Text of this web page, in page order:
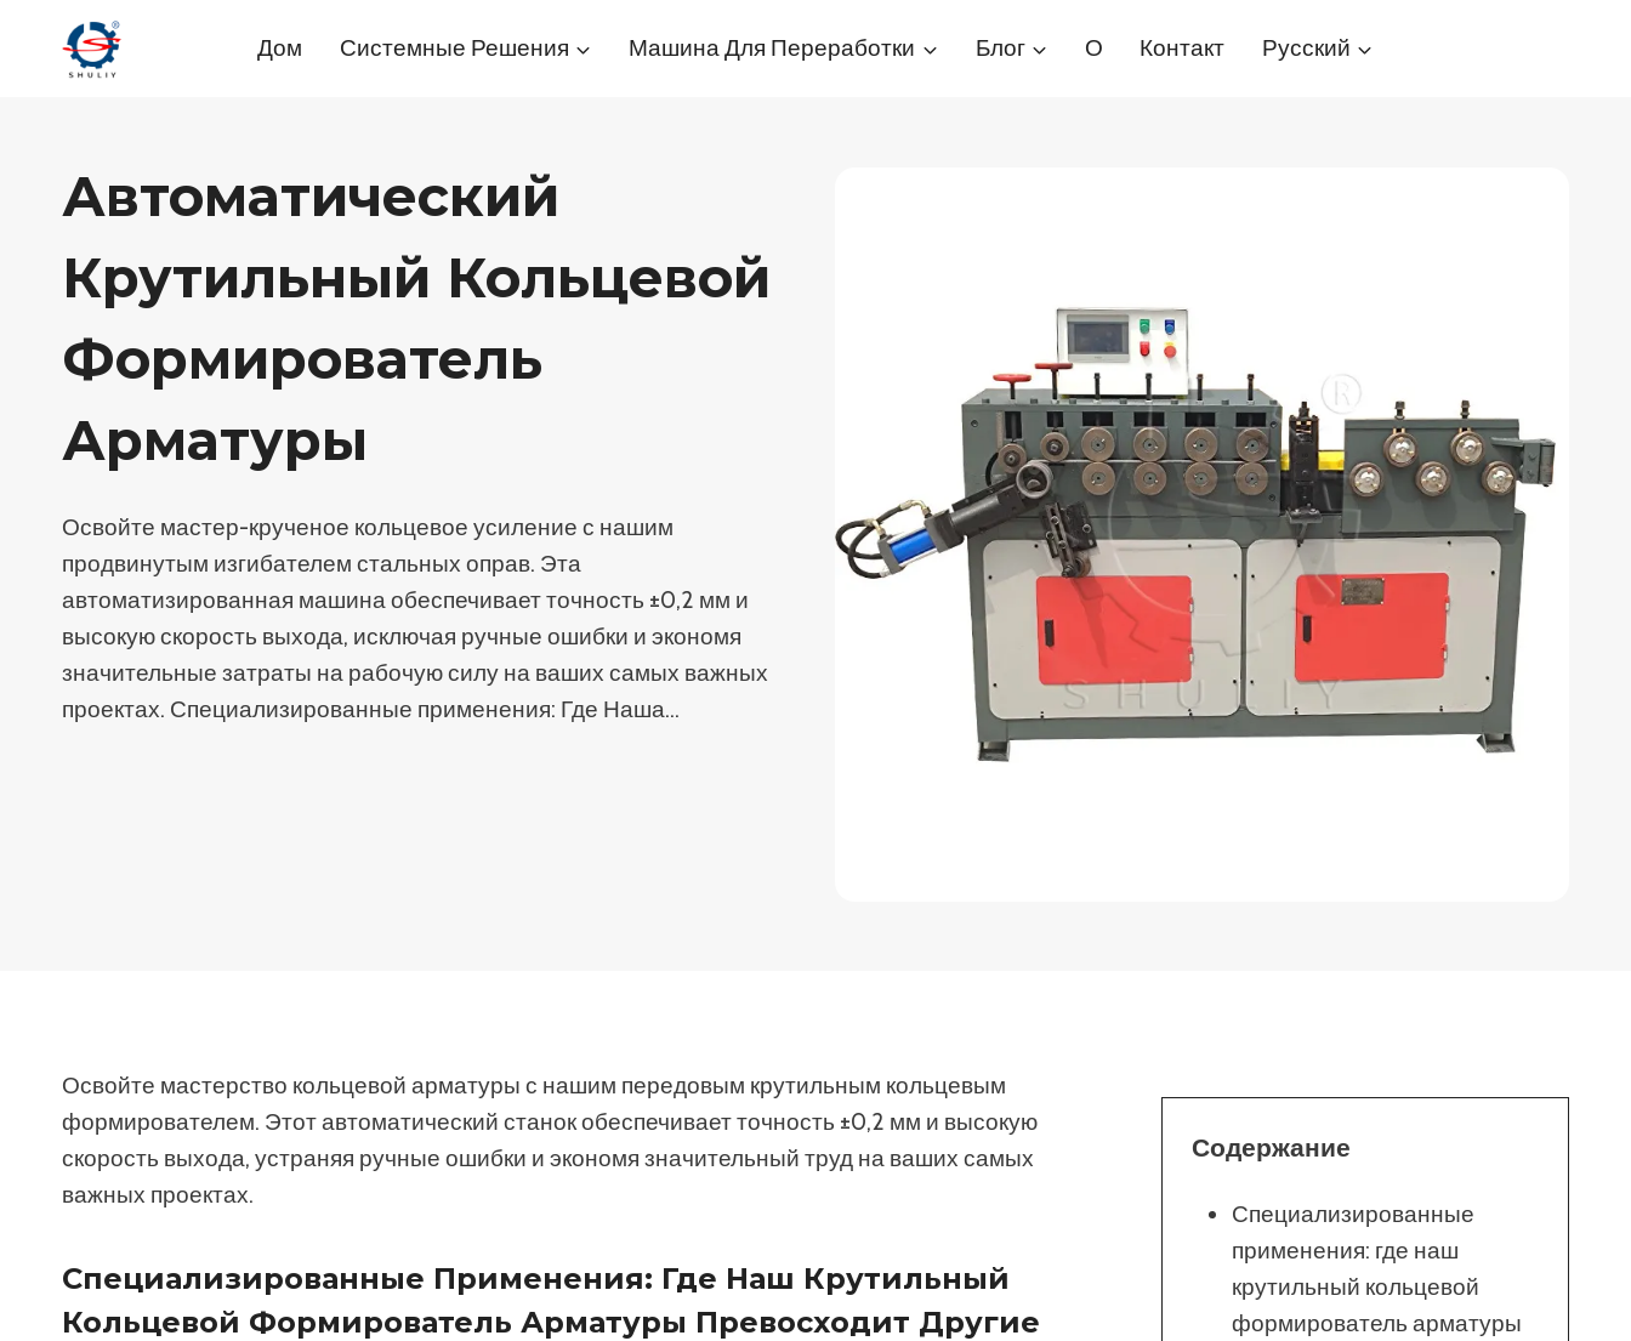
Перейти
Дом Системные Решения Машина Для Переработки Блог О Контакт Русский
Автоматический
Крутильный Кольцевой
Формирователь
Арматуры
Освойте мастер-крученое кольцевое усиление с нашим
продвинутым изгибателем стальных оправ. Эта
автоматизированная машина обеспечивает точность ±0,2 мм и
высокую скорость выхода, исключая ручные ошибки и экономя
значительные затраты на рабочую силу на ваших самых важных
проектах. Специализированные применения: Где Наша…
Освойте мастерство кольцевой арматуры с нашим передовым крутильным кольцевым
формирователем. Этот автоматический станок обеспечивает точность ±0,2 мм и высокую
скорость выхода, устраняя ручные ошибки и экономя значительный труд на ваших самых
важных проектах.
Специализированные Применения: Где Наш Крутильный
Кольцевой Формирователь Арматуры Превосходит Другие
Содержание
Специализированные
применения: где наш
крутильный кольцевой
формирователь арматуры